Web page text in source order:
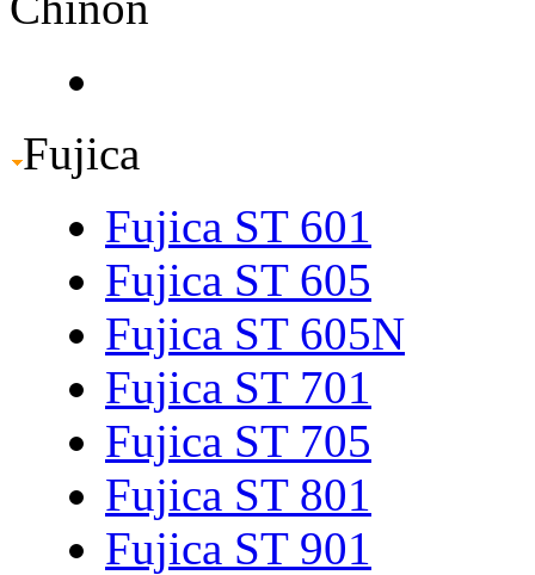
Fujica
Fujica ST 601
Fujica ST 605
Fujica ST 605N
Fujica ST 701
Fujica ST 705
Fujica ST 801
Fujica ST 901